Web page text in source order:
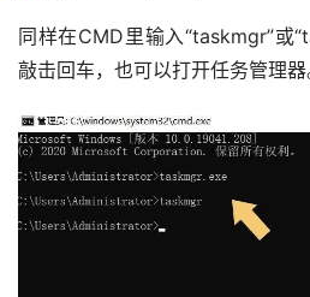
同样在CMD里输入“taskmgr”或
敲击回车，也可以打开任务管理器